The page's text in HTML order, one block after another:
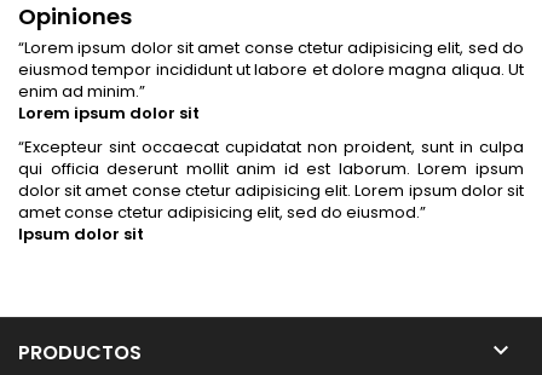
Opiniones
“Lorem ipsum dolor sit amet conse ctetur adipisicing elit, sed do
eiusmod tempor incididunt ut labore et dolore magna aliqua. Ut
enim ad minim.”
Lorem ipsum dolor sit
“Excepteur sint occaecat cupidatat non proident, sunt in culpa
qui officia deserunt mollit anim id est laborum. Lorem ipsum
dolor sit amet conse ctetur adipisicing elit. Lorem ipsum dolor sit
amet conse ctetur adipisicing elit, sed do eiusmod.”
Ipsum dolor sit
PRODUCTOS 